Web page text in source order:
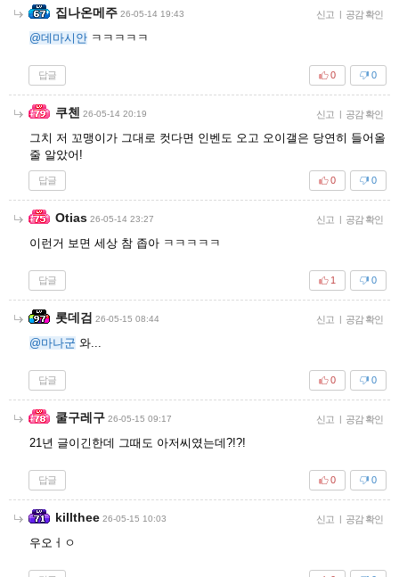
집나온메주 26-05-14 19:43 신고 | 공감 확인
@데마시안 ㅋㅋㅋㅋㅋ
답글 0
0
쿠첸 26-05-14 20:19 신고 | 공감 확인
그치 저 꼬맹이가 그대로 컷다면 인벤도 오고 오이갤은 당연히 들어올
줄 알았어!
답글 0
0
Otias 26-05-14 23:27 신고 | 공감 확인
이런거 보면 세상 참 좁아 ㅋㅋㅋㅋㅋ
답글 0
1
롯데검 26-05-15 08:44 신고 | 공감 확인
@마나군 와...
답글 0
0
쿨구레구 26-05-15 09:17 신고 | 공감 확인
21년 글이긴한데 그때도 아저씨였는데?!?!
답글 0
0
killthee 26-05-15 10:03 신고 | 공감 확인
우오ㅓㅇ